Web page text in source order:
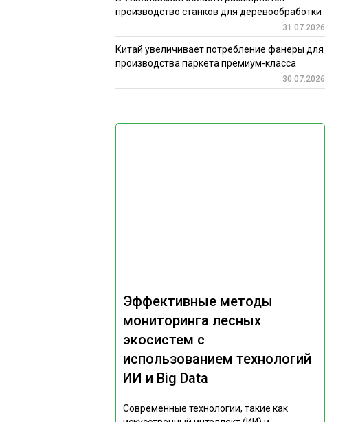
Эффективные методы
мониторинга лесных
экосистем с
использованием технологий
ИИ и Big Data
Современные технологии, такие как
производство станков для деревообработки
31.07.2026
Китай увеличивает потребление фанеры для
производства паркета премиум-класса
30.07.2026